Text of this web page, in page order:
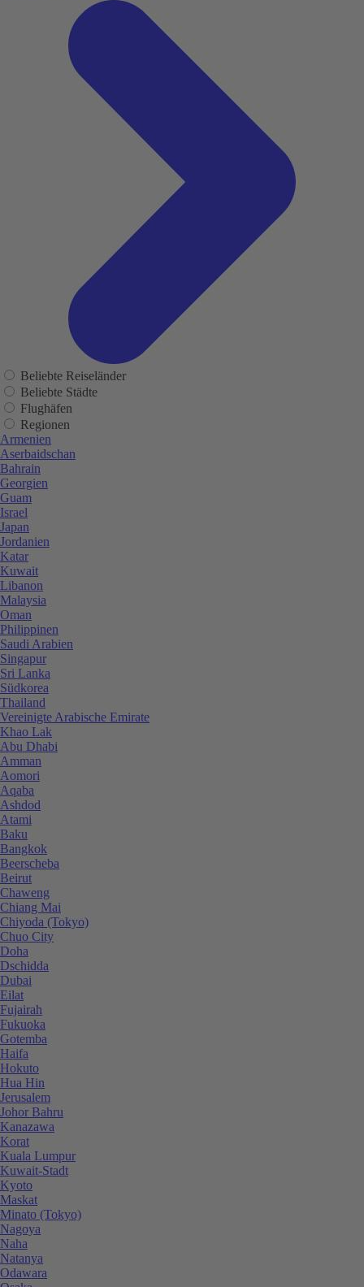
Beliebte Reiseländer
Beliebte Städte
Flughäfen
Regionen
Armenien
Aserbaidschan
Bahrain
Georgien
Guam
Israel
Japan
Jordanien
Katar
Kuwait
Libanon
Malaysia
Oman
Philippinen
Saudi Arabien
Singapur
Sri Lanka
Südkorea
Thailand
Vereinigte Arabische Emirate
Khao Lak
Abu Dhabi
Amman
Aomori
Aqaba
Ashdod
Atami
Baku
Bangkok
Beerscheba
Beirut
Chaweng
Chiang Mai
Chiyoda (Tokyo)
Chuo City
Doha
Dschidda
Dubai
Eilat
Fujairah
Fukuoka
Gotemba
Haifa
Hokuto
Hua Hin
Jerusalem
Johor Bahru
Kanazawa
Korat
Kuala Lumpur
Kuwait-Stadt
Kyoto
Maskat
Minato (Tokyo)
Nagoya
Naha
Natanya
Odawara